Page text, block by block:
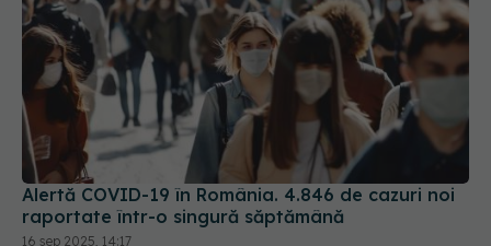
Alertă COVID-19 în România. 4.846 de cazuri noi
raportate într-o singură săptămână
16 sep 2025, 14:17